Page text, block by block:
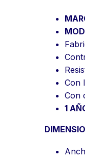
Con
Con
1